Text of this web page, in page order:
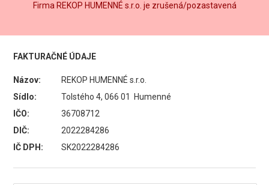
Firma REKOP HUMENNÉ s.r.o. je zrušená/pozastavená
FAKTURAČNÉ ÚDAJE
Názov:
REKOP HUMENNÉ s.r.o.
Sídlo:
Tolstého 4, 066 01 Humenné
IČO:
36708712
DIČ:
2022284286
IČ DPH:
SK2022284286